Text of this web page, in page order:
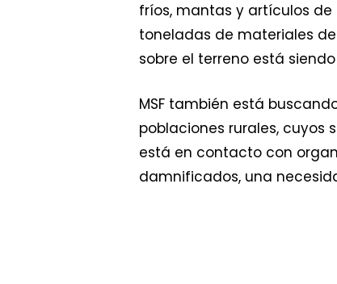
fríos, mantas y artículos de
toneladas de materiales
sobre el terreno está
MSF también está
poblaciones rurales, cuyos
está en contacto con
damnificados, una